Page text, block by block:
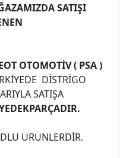
SATIŞI
OTOMOTİV ( PSA )
DİSTRİGO
SATIŞA
ÜRÜNLERDİR.